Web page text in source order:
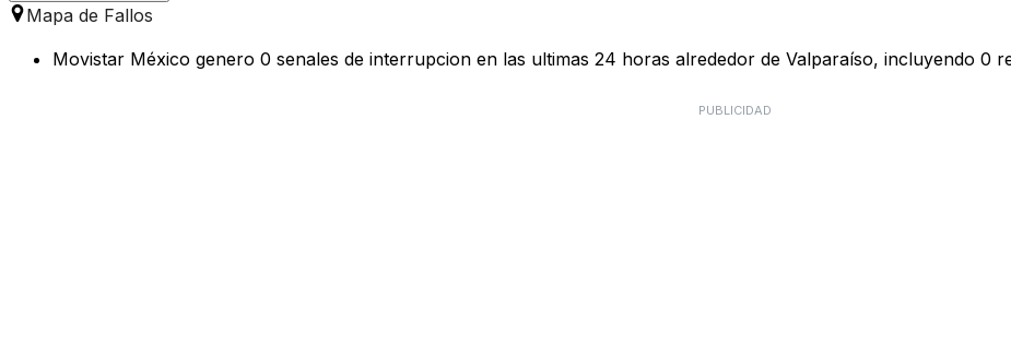
Mapa de Fallos
Movistar México genero 0 senales de interrupcion en las ultimas 24 horas alrededor de Valparaíso, incluyendo 0
PUBLICIDAD